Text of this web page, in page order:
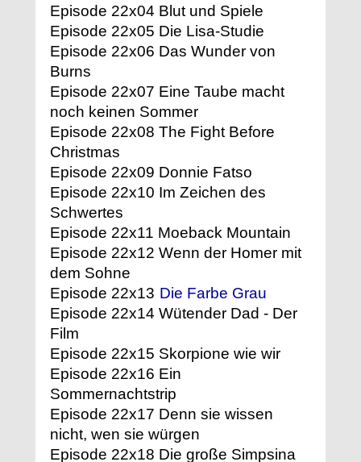
Episode 22x04 Blut und Spiele
Episode 22x05 Die Lisa-Studie
Episode 22x06 Das Wunder von
Burns
Episode 22x07 Eine Taube macht
noch keinen Sommer
Episode 22x08 The Fight Before
Christmas
Episode 22x09 Donnie Fatso
Episode 22x10 Im Zeichen des
Schwertes
Episode 22x11 Moeback Mountain
Episode 22x12 Wenn der Homer mit
dem Sohne
Episode 22x13 Die Farbe Grau
Episode 22x14 Wütender Dad - Der
Film
Episode 22x15 Skorpione wie wir
Episode 22x16 Ein
Sommernachtstrip
Episode 22x17 Denn sie wissen
nicht, wen sie würgen
Episode 22x18 Die große Simpsina